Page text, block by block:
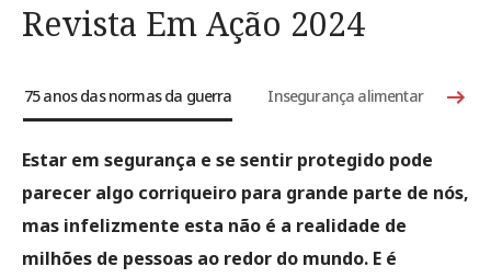
Revista Em Ação 2024
75 anos das normas da guerra Insegurança alimentar
Estar em segurança e se sentir protegido pode
parecer algo corriqueiro para grande parte de nós,
mas infelizmente esta não é a realidade de
milhões de pessoas ao redor do mundo. E é